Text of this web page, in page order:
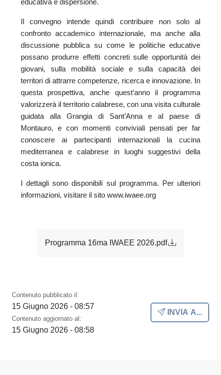
educativa e dispersione.
Il convegno intende quindi contribuire non solo al
confronto accademico internazionale, ma anche alla
discussione pubblica su come le politiche educative
possano produrre effetti concreti sulle opportunità dei
giovani, sulla mobilità sociale e sulla capacità dei
territori di attrarre competenze, ricerca e innovazione. In
questa prospettiva, anche quest’anno il programma
valorizzerà il territorio calabrese, con una visita culturale
guidata alla Grangia di Sant’Anna e al paese di
Montauro, e con momenti conviviali pensati per far
conoscere ai partecipanti internazionali la cucina
mediterranea e calabrese in luoghi suggestivi della
costa ionica.
I dettagli sono disponibili sul programma. Per ulteriori
informazioni, visitare il sito www.iwaee.org
Programma 16ma IWAEE 2026.pdf
Contenuto pubblicato il:
15 Giugno 2026 - 08:57
Contenuto aggiornato al:
15 Giugno 2026 - 08:58
INVIA A...